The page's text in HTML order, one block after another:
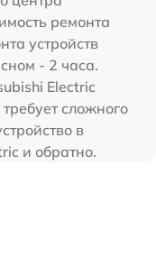
ремонта
устройств
- 2 часа.
Electric
сложного
в
и обратно.